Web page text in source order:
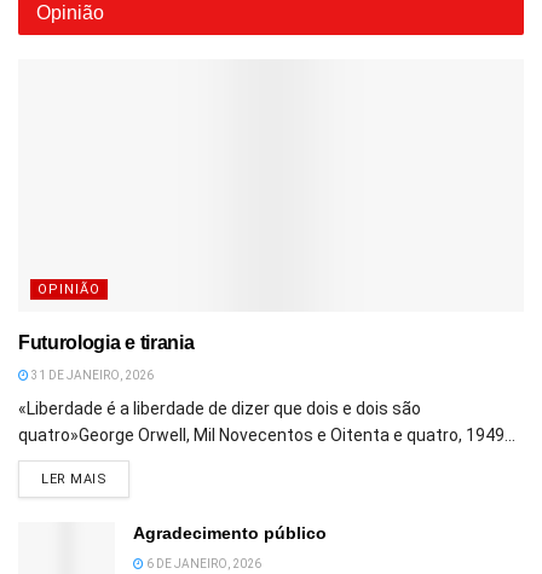
Opinião
OPINIÃO
Futurologia e tirania
31 DE JANEIRO, 2026
«Liberdade é a liberdade de dizer que dois e dois são
quatro»George Orwell, Mil Novecentos e Oitenta e quatro, 1949...
LER MAIS
Agradecimento público
6 DE JANEIRO, 2026